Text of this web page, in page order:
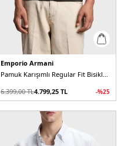
Emporio Armani
Pamuk Karışımlı Regular Fit Bisiklet Yaka Logolu Erkek T Shirt
6.399,00TL4.799,25 TL -%25